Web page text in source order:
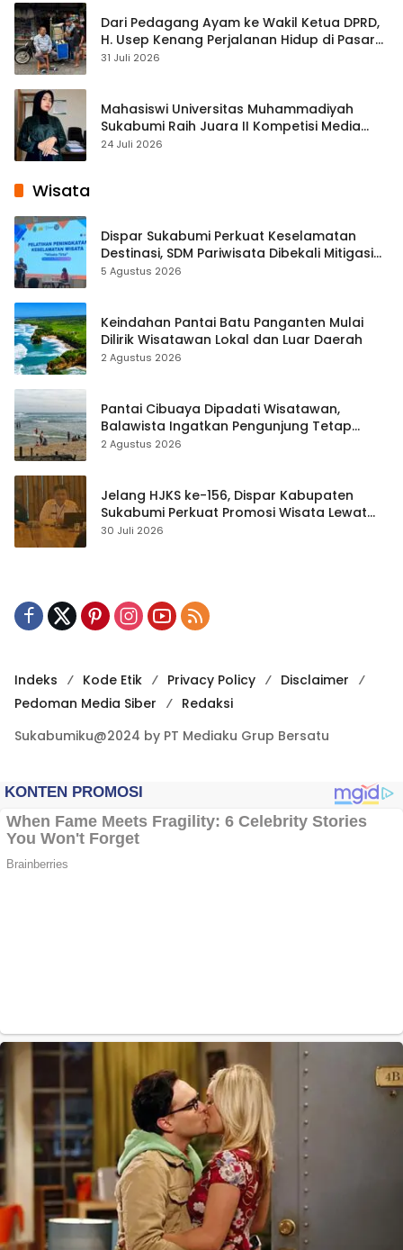
Dari Pedagang Ayam ke Wakil Ketua DPRD,
H. Usep Kenang Perjalanan Hidup di Pasar
Cisaat
31 Juli 2026
Mahasiswi Universitas Muhammadiyah
Sukabumi Raih Juara II Kompetisi Media
Pembelajaran Digital Tingkat Internasional
24 Juli 2026
Wisata
Dispar Sukabumi Perkuat Keselamatan
Destinasi, SDM Pariwisata Dibekali Mitigasi
hingga Teknik Evakuasi
5 Agustus 2026
Keindahan Pantai Batu Panganten Mulai
Dilirik Wisatawan Lokal dan Luar Daerah
2 Agustus 2026
Pantai Cibuaya Dipadati Wisatawan,
Balawista Ingatkan Pengunjung Tetap
Waspada
2 Agustus 2026
Jelang HJKS ke-156, Dispar Kabupaten
Sukabumi Perkuat Promosi Wisata Lewat
Publikasi Digital
30 Juli 2026
Indeks Kode Etik Privacy Policy
Disclaimer
Pedoman Media Siber
Redaksi
Sukabumiku@2024 by PT Mediaku Grup Bersatu